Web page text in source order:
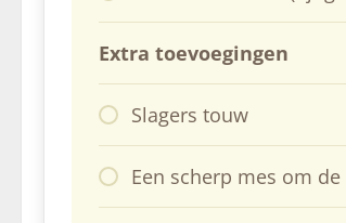
Extra toevoegingen
Slagers touw
Een scherp mes om